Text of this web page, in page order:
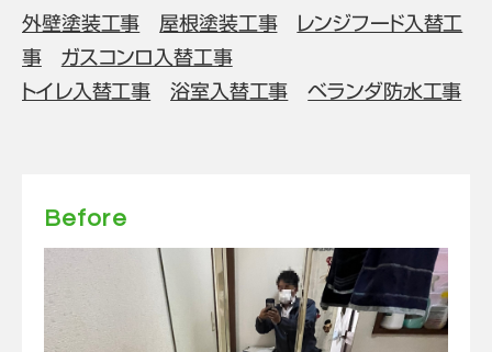
外壁塗装工事
屋根塗装工事
レンジフード入替工
事
ガスコンロ入替工事
トイレ入替工事
浴室入替工事 ベランダ防水工事
Before